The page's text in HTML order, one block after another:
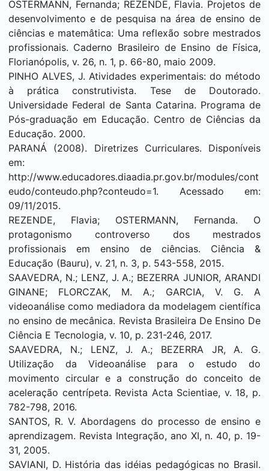
OSTERMANN, Fernanda; REZENDE, Flavia. Projetos de
desenvolvimento e de pesquisa na área de ensino de
ciências e matemâtica: Uma reflexão sobre mestrados
profissionais. Caderno Brasileiro de Ensino de Física,
Florianópolis, v. 26, n. 1, p. 66-80, maio 2009.
PINHO ALVES, J. Atividades experimentais: do método
à prática construtivista. Tese de Doutorado.
Universidade Federal de Santa Catarina. Programa de
Pós-graduação em Educação. Centro de Ciências da
Educação. 2000.
PARANÁ (2008). Diretrizes Curriculares. Disponíveis
em:
http://www.educadores.diaadia.pr.gov.br/modules/cont
eudo/conteudo.php?conteudo=1. Acessado em:
09/11/2015.
REZENDE, Flavia; OSTERMANN, Fernanda. O
protagonismo controverso dos mestrados
profissionais em ensino de ciências. Ciência &
Educação (Bauru), v. 21, n. 3, p. 543-558, 2015.
SAAVEDRA, N.; LENZ, J. A.; BEZERRA JUNIOR, ARANDI
GINANE; FLORCZAK, M. A.; GARCIA, V. G. A
videoanálise como mediadora da modelagem científica
no ensino de mecânica. Revista Brasileira De Ensino De
Ciência E Tecnologia, v. 10, p. 231-246, 2017.
SAAVEDRA, N.; LENZ, J. A.; BEZERRA JR, A. G.
Utilização da Videoanálise para o estudo do
movimento circular e a construção do conceito de
aceleração centrípeta. Revista Acta Scientiae, v. 18, p.
782-798, 2016.
SANTOS, R. V. Abordagens do processo de ensino e
aprendizagem. Revista Integração, ano XI, n. 40, p. 19-
31, 2005.
SAVIANI, D. História das idéias pedagógicas no Brasil.